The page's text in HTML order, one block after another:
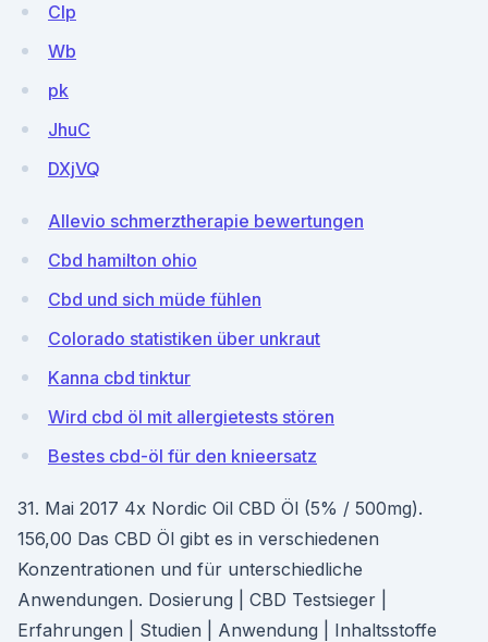
Clp
Wb
pk
JhuC
DXjVQ
Allevio schmerztherapie bewertungen
Cbd hamilton ohio
Cbd und sich müde fühlen
Colorado statistiken über unkraut
Kanna cbd tinktur
Wird cbd öl mit allergietests stören
Bestes cbd-öl für den knieersatz
31. Mai 2017 4x Nordic Oil CBD Öl (5% / 500mg).
156,00 Das CBD Öl gibt es in verschiedenen
Konzentrationen und für unterschiedliche
Anwendungen. Dosierung | CBD Testsieger |
Erfahrungen | Studien | Anwendung | Inhaltsstoffe